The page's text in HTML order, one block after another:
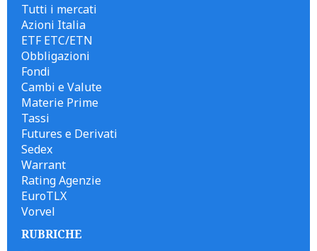
Tutti i mercati
Azioni Italia
ETF ETC/ETN
Obbligazioni
Fondi
Cambi e Valute
Materie Prime
Tassi
Futures e Derivati
Sedex
Warrant
Rating Agenzie
EuroTLX
Vorvel
RUBRICHE